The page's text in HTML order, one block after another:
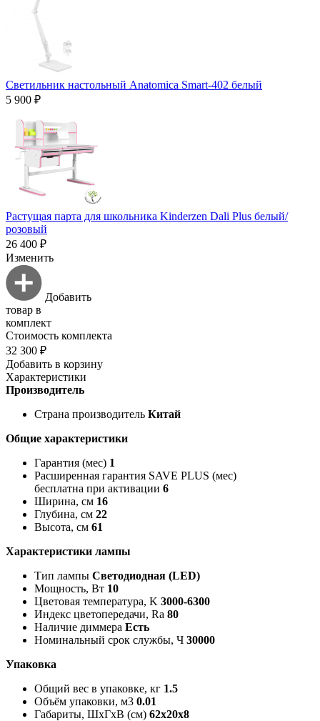
Светильник настольный Anatomica Smart-402 белый
5 900 ₽
Растущая парта для школьника Kinderzen Dali Plus белый/
розовый
26 400 ₽
Изменить
Добавить
товар в
комплект
Стоимость комплекта
32 300 ₽
Добавить в корзину
Характеристики
Производитель
Страна производитель Китай
Общие характеристики
Гарантия (мес) 1
Расширенная гарантия SAVE PLUS (мес)
бесплатна при активации 6
Ширина, см 16
Глубина, см 22
Высота, см 61
Характеристики лампы
Тип лампы Светодиодная (LED)
Мощность, Вт 10
Цветовая температура, K 3000-6300
Индекс цветопередачи, Ra 80
Наличие диммера Есть
Номинальный срок службы, Ч 30000
Упаковка
Общий вес в упаковке, кг 1.5
Объём упаковки, м3 0.01
Габариты, ШxГxВ (см) 62x20x8